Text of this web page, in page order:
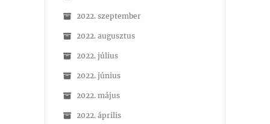
2022. szeptember
2022. augusztus
2022. július
2022. június
2022. május
2022. április